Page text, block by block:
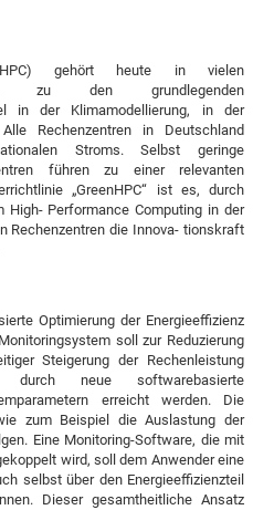
(HPC) gehört heute in vielen
zu den grundlegenden
in der Klimamodellierung, in der
Rechenzentren in Deutschland
Stroms. Selbst geringe
führen zu einer relevanten
„GreenHPC“ ist es, durch
High- Performance Computing in der
Rechenzentren die Innova- tionskraft
Optimierung der Energieeffizienz
soll zur Reduzierung
Steigerung der Rechenleistung
neue softwarebasierte
erreicht werden. Die
zum Beispiel die Auslastung der
Eine Monitoring-Software, die mit
wird, soll dem Anwender eine
selbst über den Energieeffizienzteil
Dieser gesamtheitliche Ansatz